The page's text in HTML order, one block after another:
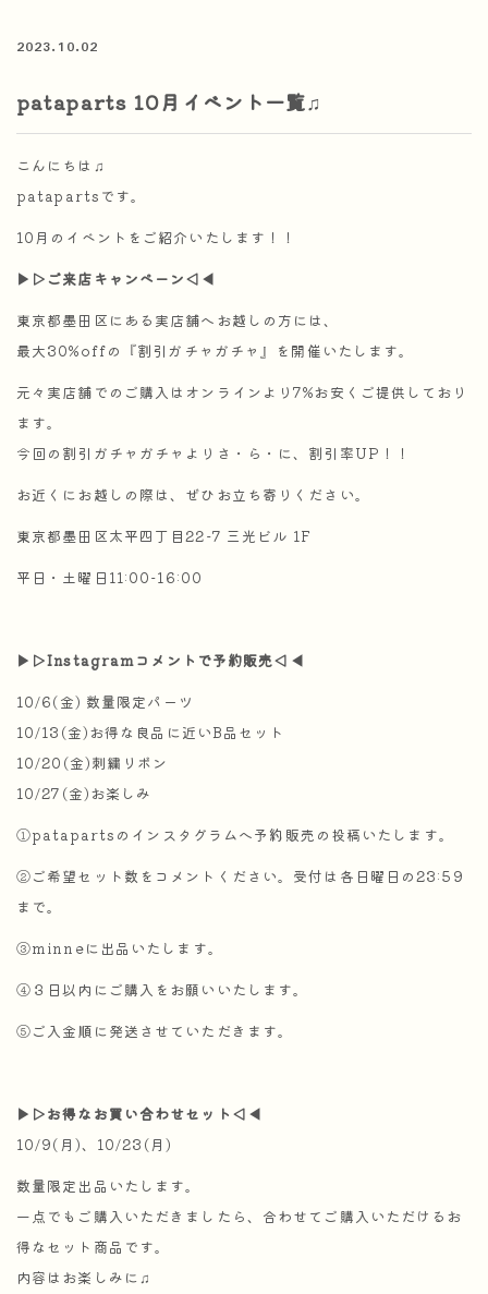
2023.10.02
pataparts 10月イベント一覧♫
こんにちは♫
patapartsです。
10月のイベントをご紹介いたします！！
▶︎▷ご来店キャンペーン◁◀︎
東京都墨田区にある実店舗へお越しの方には、
最大30%offの『割引ガチャガチャ』を開催いたします。
元々実店舗でのご購入はオンラインより7%お安くご提供しており
ます。
今回の割引ガチャガチャよりさ・ら・に、割引率UP！！
お近くにお越しの際は、ぜひお立ち寄りください。
東京都墨田区太平四丁目22-7 三光ビル 1F
平日・土曜日11:00-16:00
▶︎▷Instagramコメントで予約販売◁◀︎
10/6(金) 数量限定パーツ
10/13(金)お得な良品に近いB品セット
10/20(金)刺繍リボン
10/27(金)お楽しみ
①patapartsのインスタグラムへ予約販売の投稿いたします。
②ご希望セット数をコメントください。受付は各日曜日の23:59
まで。
③minneに出品いたします。
④３日以内にご購入をお願いいたします。
⑤ご入金順に発送させていただきます。
▶︎▷お得なお買い合わせセット◁◀︎
10/9(月)、10/23(月)
数量限定出品いたします。
一点でもご購入いただきましたら、合わせてご購入いただけるお
得なセット商品です。
内容はお楽しみに♫